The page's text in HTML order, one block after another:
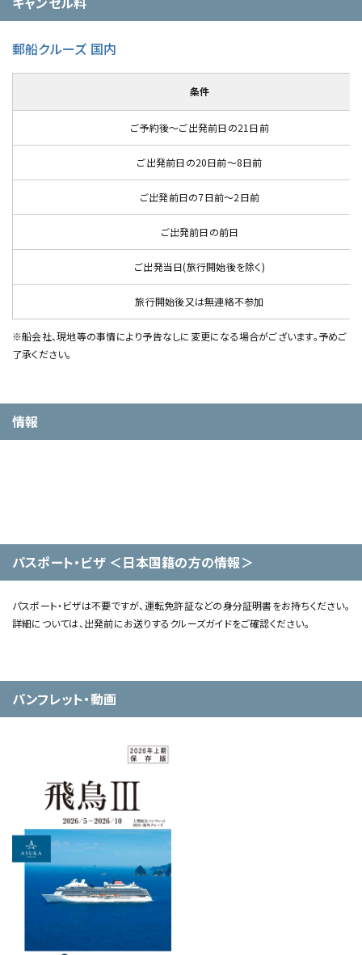
郵船クルーズ 国内
条件
ご予約後～ご出発前日の21日前
ご出発前日の20日前～8日前
ご出発前日の7日前～2日前
ご出発前日の前日
ご出発当日(旅行開始後を除く)
旅行開始後又は無連絡不参加
※船会社、現地等の事情により予告なしに変更になる場合がございます。予めご
了承ください。
情報
パスポート・ビザ ＜日本国籍の方の情報＞
パスポート・ビザは不要ですが、運転免許証などの身分証明書をお持ちください。
詳細については、出発前にお送りするクルーズガイドをご確認ください。
パンフレット・動画